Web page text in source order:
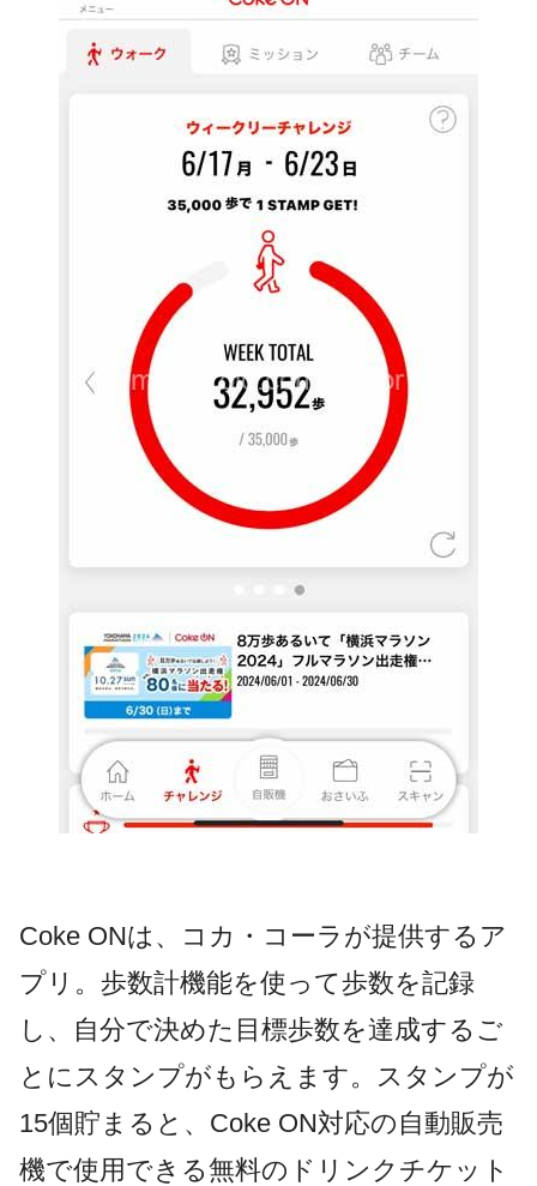
Coke ONは、コカ・コーラが提供するア
プリ。歩数計機能を使って歩数を記録
し、自分で決めた目標歩数を達成するご
とにスタンプがもらえます。スタンプが
15個貯まると、Coke ON対応の自動販売
機で使用できる無料のドリンクチケット